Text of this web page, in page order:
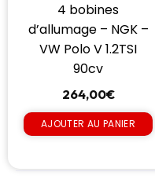
4 bobines
d’allumage – NGK –
VW Polo V 1.2TSI
90cv
264,00€
AJOUTER AU PANIER